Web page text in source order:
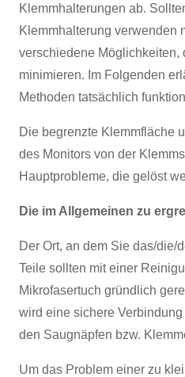
Klemmhalterungen ab.
Klemmhalterung verwenden
verschiedene Möglichkeiten,
minimieren. Im Folgenden
Methoden tatsächlich
Die begrenzte Klemmfläche
des Monitors von der
Hauptprobleme, die gelöst
Die im Allgemeinen zu
Der Ort, an dem Sie das/die/
Teile sollten mit einer
Mikrofasertuch gründlich
wird eine sichere
den Saugnäpfen bzw.
Um das Problem einer zu